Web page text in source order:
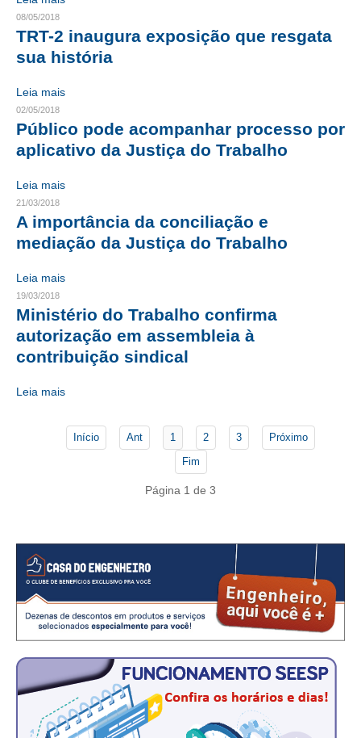
CONTATO
CURSOS
ENGENHEIRO EMPREENDEDOR
SEESP EDUCAÇÃO
APOSENTADORIA
PLANO DE SAÚDE
SEESPPREV
CONSÓRCIOS
CAMPANHAS SALARIAIS
COMUNICAÇÃO
JORNAL DO ENGENHEIRO
AGENDA
SEESP NOTÍCIAS
NOTÍCIAS NO WHATSAPP
FOTOS
PUBLICAÇÕES
08/05/2018
TRT-2 inaugura exposição que resgata
sua história
Leia mais
02/05/2018
Público pode acompanhar processo por
aplicativo da Justiça do Trabalho
Leia mais
21/03/2018
A importância da conciliação e
mediação da Justiça do Trabalho
Leia mais
19/03/2018
Ministério do Trabalho confirma
autorização em assembleia à
contribuição sindical
Leia mais
Início Ant 1 2 3
Próximo
Fim
Página 1 de 3